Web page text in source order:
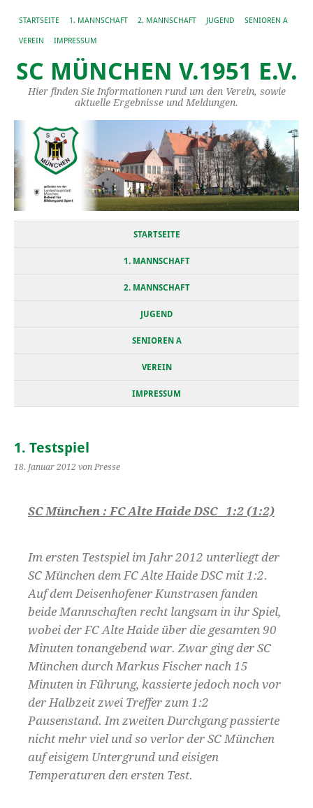
STARTSEITE 1. MANNSCHAFT 2. MANNSCHAFT JUGEND SENIOREN A
VEREIN IMPRESSUM
SC MÜNCHEN V.1951 E.V.
Hier finden Sie Informationen rund um den Verein, sowie
aktuelle Ergebnisse und Meldungen.
STARTSEITE
1. MANNSCHAFT
2. MANNSCHAFT
JUGEND
SENIOREN A
VEREIN
IMPRESSUM
1. Testspiel
18. Januar 2012 von Presse
SC München : FC Alte Haide DSC 1:2 (1:2)
Im ersten Testspiel im Jahr 2012 unterliegt der
SC München dem FC Alte Haide DSC mit 1:2.
Auf dem Deisenhofener Kunstrasen fanden
beide Mannschaften recht langsam in ihr Spiel,
wobei der FC Alte Haide über die gesamten 90
Minuten tonangebend war. Zwar ging der SC
München durch Markus Fischer nach 15
Minuten in Führung, kassierte jedoch noch vor
der Halbzeit zwei Treffer zum 1:2
Pausenstand. Im zweiten Durchgang passierte
nicht mehr viel und so verlor der SC München
auf eisigem Untergrund und eisigen
Temperaturen den ersten Test.